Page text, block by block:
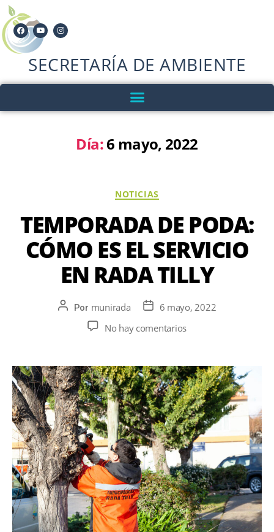
SECRETARÍA DE AMBIENTE
Día:6 mayo, 2022
NOTICIAS
TEMPORADA DE PODA:
CÓMO ES EL SERVICIO
EN RADA TILLY
Por munirada
6 mayo, 2022
No hay comentarios